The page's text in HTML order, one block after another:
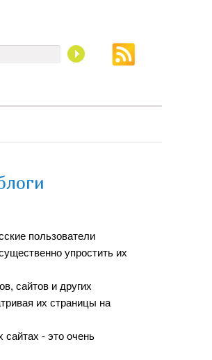
пользователи
упростить их
сайтов и других
их страницы на
сайтах - это очень